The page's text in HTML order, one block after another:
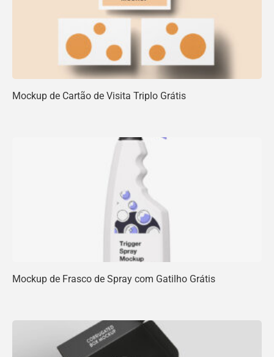
Mockup de Cartão de Visita Triplo Grátis
Mockup de Frasco de Spray com Gatilho Grátis